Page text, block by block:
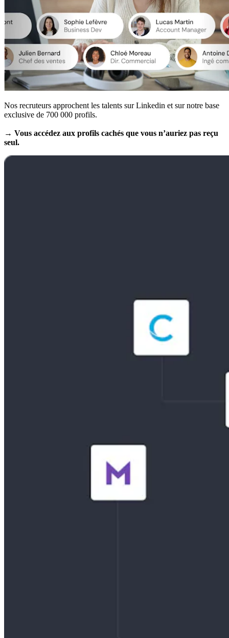
Nos recruteurs approchent les talents sur Linkedin et sur notre base
exclusive de 700 000 profils.
→ Vous accédez aux profils cachés que vous n’auriez pas reçu
seul.